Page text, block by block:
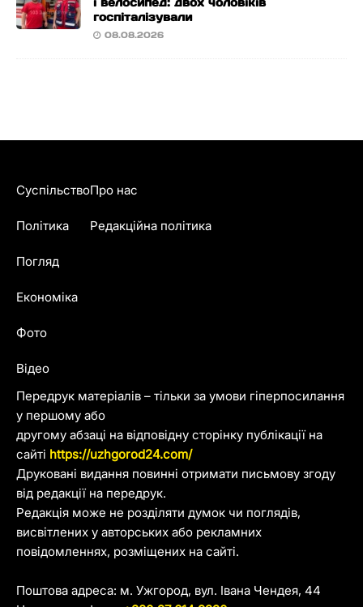
госпіталізували
08.08.2026
Передрук матеріалів – тільки за умови гіперпосилання
у першому або
другому абзаці на відповідну сторінку публікації на
сайті https://uzhgorod24.com/
Друковані видання повинні отримати письмову згоду
від редакції на передрук.
Редакція може не розділяти думок чи поглядів,
висвітлених у авторських або рекламних
повідомленнях, розміщених на сайті.
Поштова адреса: м. Ужгород, вул. Івана Чендея, 44
Суспільство
Політика
Погляд
Економіка
Фото
Відео
Про нас
Редакційна політика